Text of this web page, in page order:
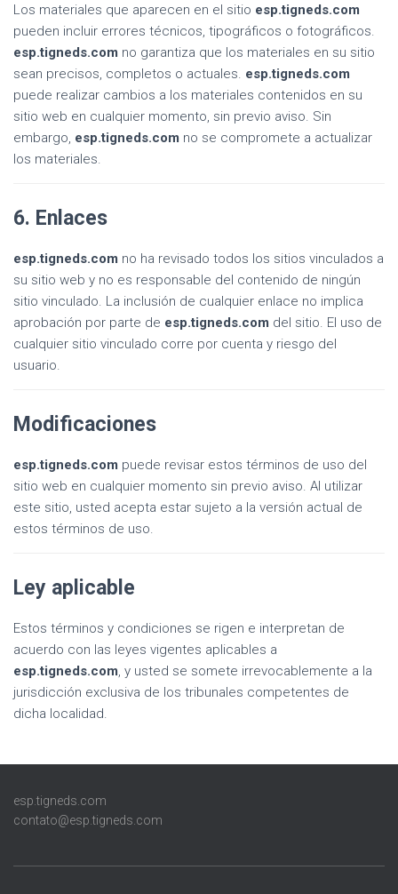
Los materiales que aparecen en el sitio esp.tigneds.com
pueden incluir errores técnicos, tipográficos o fotográficos.
esp.tigneds.com no garantiza que los materiales en su sitio
sean precisos, completos o actuales. esp.tigneds.com
puede realizar cambios a los materiales contenidos en su
sitio web en cualquier momento, sin previo aviso. Sin
embargo, esp.tigneds.com no se compromete a actualizar
los materiales.
6. Enlaces
esp.tigneds.com no ha revisado todos los sitios vinculados a
su sitio web y no es responsable del contenido de ningún
sitio vinculado. La inclusión de cualquier enlace no implica
aprobación por parte de esp.tigneds.com del sitio. El uso de
cualquier sitio vinculado corre por cuenta y riesgo del
usuario.
Modificaciones
esp.tigneds.com puede revisar estos términos de uso del
sitio web en cualquier momento sin previo aviso. Al utilizar
este sitio, usted acepta estar sujeto a la versión actual de
estos términos de uso.
Ley aplicable
Estos términos y condiciones se rigen e interpretan de
acuerdo con las leyes vigentes aplicables a
esp.tigneds.com, y usted se somete irrevocablemente a la
jurisdicción exclusiva de los tribunales competentes de
dicha localidad.
esp.tigneds.com
contato@esp.tigneds.com